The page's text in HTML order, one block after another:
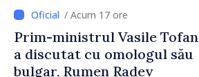
/ Acum 17 ore
Prim-ministrul Vasile Tofan
a discutat cu omologul său
bulgar, Rumen Radev